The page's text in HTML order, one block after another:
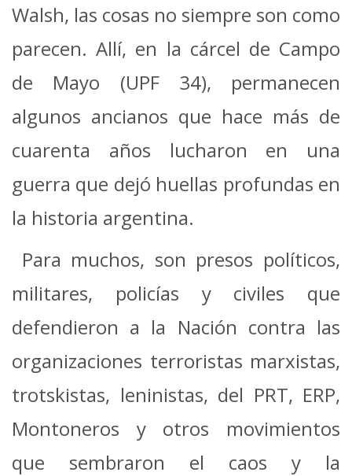
Walsh, las cosas no siempre son como
parecen. Allí, en la cárcel de Campo
de Mayo (UPF 34), permanecen
algunos ancianos que hace más de
cuarenta años lucharon en una
guerra que dejó huellas profundas en
la historia argentina.
Para muchos, son presos políticos,
militares, policías y civiles que
defendieron a la Nación contra las
organizaciones terroristas marxistas,
trotskistas, leninistas, del PRT, ERP,
Montoneros y otros movimientos
que sembraron el caos y la